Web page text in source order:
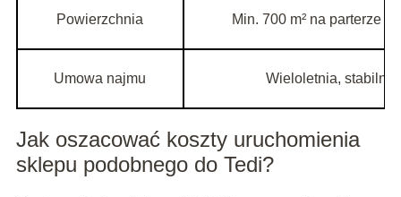
Powierzchnia Min. 700 m² na parterze
Umowa najmu Wieloletnia, stabilne
Jak oszacować koszty uruchomienia
sklepu podobnego do Tedi?